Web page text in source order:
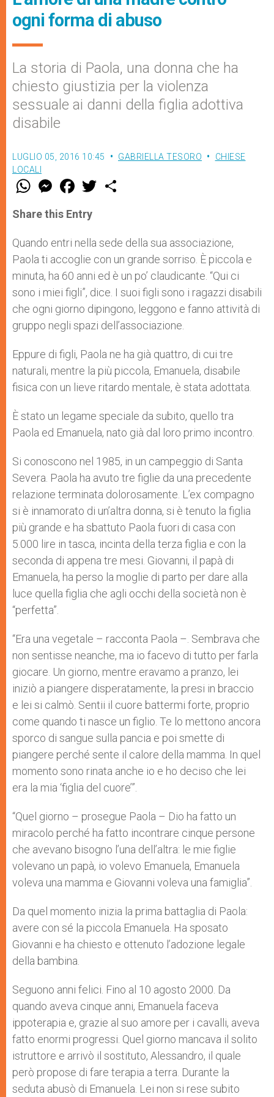
ogni forma di abuso
La storia di Paola, una donna che ha
chiesto giustizia per la violenza
sessuale ai danni della figlia adottiva
disabile
LUGLIO 05, 2016 10:45 GABRIELLA TESORO
CHIESE
LOCALI
W
t
s
p
p
M
e
s
e
g
e
r
F
a
e
b
o
k
w
r
Share this Entry
Quando entri nella sede della sua associazione,
Paola ti accoglie con un grande sorriso. È piccola e
minuta, ha 60 anni ed è un po’ claudicante. “Qui ci
sono i miei figli”, dice. I suoi figli sono i ragazzi disabili
che ogni giorno dipingono, leggono e fanno attività di
gruppo negli spazi dell’associazione.
Eppure di figli, Paola ne ha già quattro, di cui tre
naturali, mentre la più piccola, Emanuela, disabile
fisica con un lieve ritardo mentale, è stata adottata.
È stato un legame speciale da subito, quello tra
Paola ed Emanuela, nato già dal loro primo incontro.
Si conoscono nel 1985, in un campeggio di Santa
Severa. Paola ha avuto tre figlie da una precedente
relazione terminata dolorosamente. L’ex compagno
si è innamorato di un’altra donna, si è tenuto la figlia
più grande e ha sbattuto Paola fuori di casa con
5.000 lire in tasca, incinta della terza figlia e con la
seconda di appena tre mesi. Giovanni, il papà di
Emanuela, ha perso la moglie di parto per dare alla
luce quella figlia che agli occhi della società non è
“perfetta”.
“Era una vegetale – racconta Paola –. Sembrava che
non sentisse neanche, ma io facevo di tutto per farla
giocare. Un giorno, mentre eravamo a pranzo, lei
iniziò a piangere disperatamente, la presi in braccio
e lei si calmò. Sentii il cuore battermi forte, proprio
come quando ti nasce un figlio. Te lo mettono ancora
sporco di sangue sulla pancia e poi smette di
piangere perché sente il calore della mamma. In quel
momento sono rinata anche io e ho deciso che lei
era la mia ‘figlia del cuore’”.
“Quel giorno – prosegue Paola – Dio ha fatto un
miracolo perché ha fatto incontrare cinque persone
che avevano bisogno l’una dell’altra: le mie figlie
volevano un papà, io volevo Emanuela, Emanuela
voleva una mamma e Giovanni voleva una famiglia”.
Da quel momento inizia la prima battaglia di Paola:
avere con sé la piccola Emanuela. Ha sposato
Giovanni e ha chiesto e ottenuto l’adozione legale
della bambina.
Seguono anni felici. Fino al 10 agosto 2000. Da
quando aveva cinque anni, Emanuela faceva
ippoterapia e, grazie al suo amore per i cavalli, aveva
fatto enormi progressi. Quel giorno mancava il solito
istruttore e arrivò il sostituto, Alessandro, il quale
però propose di fare terapia a terra. Durante la
seduta abusò di Emanuela. Lei non si rese subito